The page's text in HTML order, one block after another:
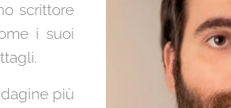
scrittore
i suoi
più